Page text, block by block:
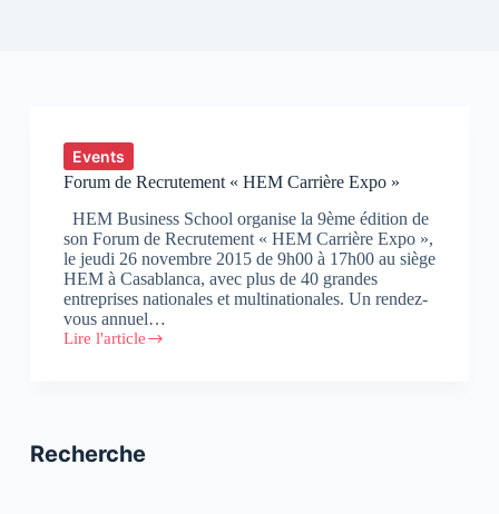
Events
Forum de Recrutement « HEM Carrière Expo »
HEM Business School organise la 9ème édition de
son Forum de Recrutement « HEM Carrière Expo »,
le jeudi 26 novembre 2015 de 9h00 à 17h00 au siège
HEM à Casablanca, avec plus de 40 grandes
entreprises nationales et multinationales. Un rendez-
vous annuel…
Lire l'article
Forum
Recherche